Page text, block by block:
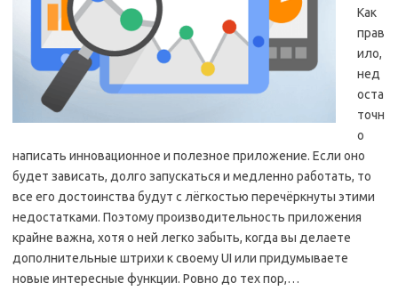
Как
прав
ило,
нед
оста
точн
о
написать инновационное и полезное приложение. Если оно
будет зависать, долго запускаться и медленно работать, то
все его достоинства будут с лёгкостью перечёркнуты этими
недостатками. Поэтому производительность приложения
крайне важна, хотя о ней легко забыть, когда вы делаете
дополнительные штрихи к своему UI или придумываете
новые интересные функции. Ровно до тех пор,…